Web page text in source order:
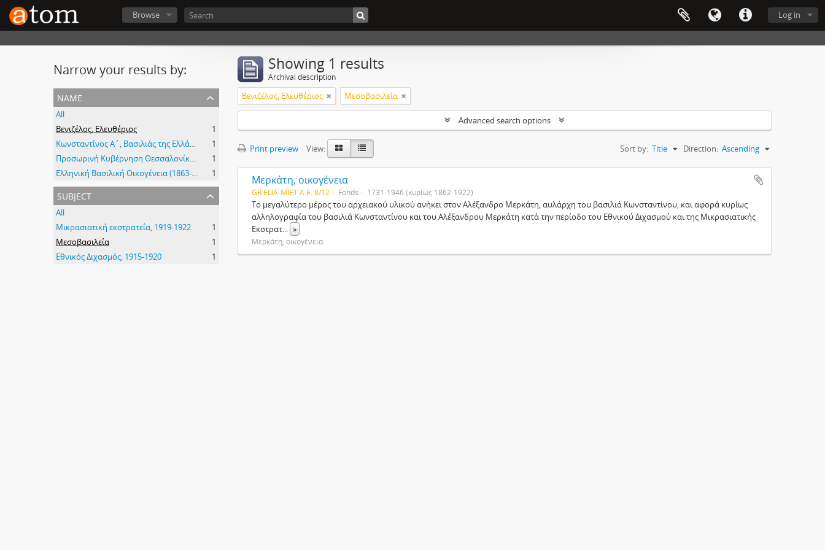
Log in
Browse
Narrow your results by:
name
All
Βενιζέλος, Ελευθέριος
1
Κωνσταντίνος Α΄, Βασιλιάς της Ελλάδος
1
Προσωρινή Κυβέρνηση Θεσσαλονίκης. Ανωτάτη Διεύθυνσις Δημοσίας Εκπαιδεύσεως
1
Ελληνική Βασιλική Οικογένεια (1863-1974)
1
subject
All
Μικρασιατική εκστρατεία, 1919-1922
1
Μεσοβασιλεία
1
Εθνικός Διχασμός, 1915-1920
1
Showing 1 results
Archival description
Βενιζέλος, Ελευθέριος Μεσοβασιλεία
Advanced search options
Print preview View: Sort by: Title Direction: Ascending
Μερκάτη, οικογένεια
GR ELIA-MIET Α.Ε. 8/12 Fonds 1731-1946 (κυρίως 1862-1922)
Το μεγαλύτερο μέρος του αρχειακού υλικού ανήκει στον Αλέξανδρο Μερκάτη, αυλάρχη του βασιλιά Κωνσταντίνου, και αφορά κυρίως
αλληλογραφία του βασιλιά Κωνσταντίνου και του Αλέξανδρου Μερκάτη κατά την περίοδο του Εθνικού Διχασμού και της Μικρασιατικής
Εκστρατ... »
Μερκάτη, οικογένεια